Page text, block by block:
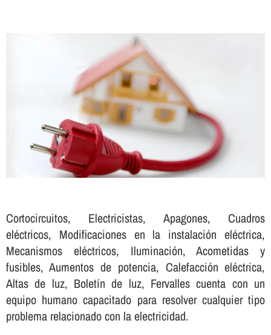
Cortocircuitos, Electricistas, Apagones, Cuadros
eléctricos, Modificaciones en la instalación eléctrica,
Mecanismos eléctricos, Iluminación, Acometidas y
fusibles, Aumentos de potencia, Calefacción eléctrica,
Altas de luz, Boletí­n de luz, Fervalles cuenta con un
equipo humano capacitado para resolver cualquier tipo
problema relacionado con la electricidad.